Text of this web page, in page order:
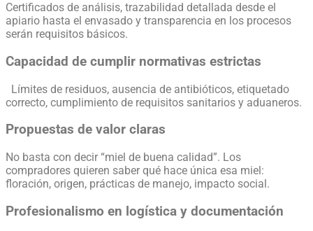
Certificados de análisis, trazabilidad detallada desde el
apiario hasta el envasado y transparencia en los procesos
serán requisitos básicos.
Capacidad de cumplir normativas estrictas
Límites de residuos, ausencia de antibióticos, etiquetado
correcto, cumplimiento de requisitos sanitarios y aduaneros.
Propuestas de valor claras
No basta con decir “miel de buena calidad”. Los
compradores quieren saber qué hace única esa miel:
floración, origen, prácticas de manejo, impacto social.
Profesionalismo en logística y documentación